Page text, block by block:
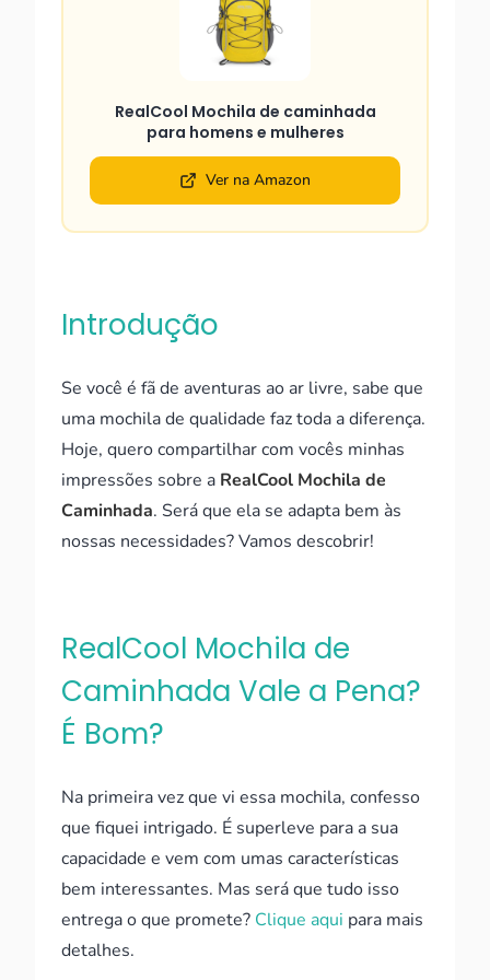
RealCool Mochila de caminhada
para homens e mulheres
Ver na Amazon
Introdução
Se você é fã de aventuras ao ar livre, sabe que
uma mochila de qualidade faz toda a diferença.
Hoje, quero compartilhar com vocês minhas
impressões sobre a RealCool Mochila de
Caminhada. Será que ela se adapta bem às
nossas necessidades? Vamos descobrir!
RealCool Mochila de
Caminhada Vale a Pena?
É Bom?
Na primeira vez que vi essa mochila, confesso
que fiquei intrigado. É superleve para a sua
capacidade e vem com umas características
bem interessantes. Mas será que tudo isso
entrega o que promete? Clique aqui para mais
detalhes.